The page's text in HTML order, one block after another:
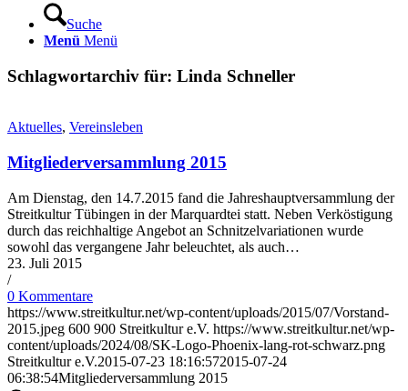
Suche
Menü Menü
Schlagwortarchiv für: Linda Schneller
Aktuelles, Vereinsleben
Mitgliederversammlung 2015
Am Dienstag, den 14.7.2015 fand die Jahreshauptversammlung der
Streitkultur Tübingen in der Marquardtei statt. Neben Verköstigung
durch das reichhaltige Angebot an Schnitzelvariationen wurde
sowohl das vergangene Jahr beleuchtet, als auch…
23. Juli 2015
/
0 Kommentare
https://www.streitkultur.net/wp-content/uploads/2015/07/Vorstand-
2015.jpeg 600 900 Streitkultur e.V. https://www.streitkultur.net/wp-
content/uploads/2024/08/SK-Logo-Phoenix-lang-rot-schwarz.png
Streitkultur e.V.2015-07-23 18:16:572015-07-24
06:38:54Mitgliederversammlung 2015